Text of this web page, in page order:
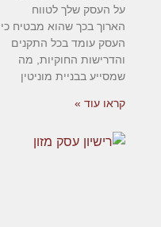
על העסק שלך לטווח
הארוך בכך שהוא מבטיח כי
העסק עומד בכל התקנים
והדרישות החוקיות, מה
שמסייע בבניית מוניטין
קראו עוד »